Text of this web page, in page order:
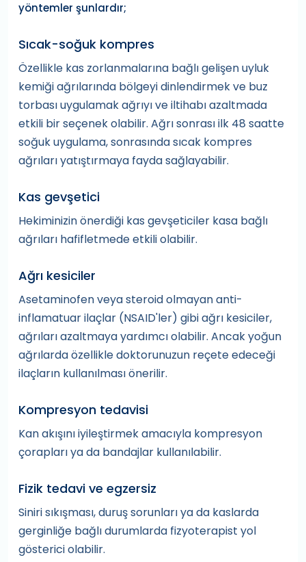
yöntemler şunlardır;
Sıcak-soğuk kompres
Özellikle kas zorlanmalarına bağlı gelişen uyluk
kemiği ağrılarında bölgeyi dinlendirmek ve buz
torbası uygulamak ağrıyı ve iltihabı azaltmada
etkili bir seçenek olabilir. Ağrı sonrası ilk 48 saatte
soğuk uygulama, sonrasında sıcak kompres
ağrıları yatıştırmaya fayda sağlayabilir.
Kas gevşetici
Hekiminizin önerdiği kas gevşeticiler kasa bağlı
ağrıları hafifletmede etkili olabilir.
Ağrı kesiciler
Asetaminofen veya steroid olmayan anti-
inflamatuar ilaçlar (NSAID'ler) gibi ağrı kesiciler,
ağrıları azaltmaya yardımcı olabilir. Ancak yoğun
ağrılarda özellikle doktorunuzun reçete edeceği
ilaçların kullanılması önerilir.
Kompresyon tedavisi
Kan akışını iyileştirmek amacıyla kompresyon
çorapları ya da bandajlar kullanılabilir.
Fizik tedavi ve egzersiz
Siniri sıkışması, duruş sorunları ya da kaslarda
gerginliğe bağlı durumlarda fizyoterapist yol
gösterici olabilir.